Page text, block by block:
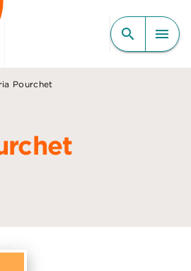
CONTENU
search menu
Pourchet